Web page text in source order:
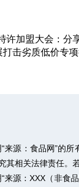
许加盟大会：分
打击劣质低价专
来源：食品网”的
其相关法律责任。
来源：XXX（非食